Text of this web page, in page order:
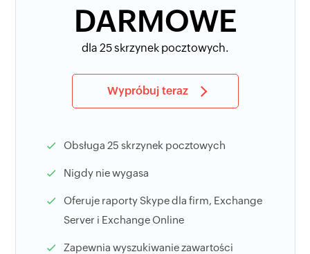
DARMOWE
dla 25 skrzynek pocztowych.
Wypróbuj teraz
Obsługa 25 skrzynek pocztowych
Nigdy nie wygasa
Oferuje raporty Skype dla firm, Exchange
Server i Exchange Online
Zapewnia wyszukiwanie zawartości